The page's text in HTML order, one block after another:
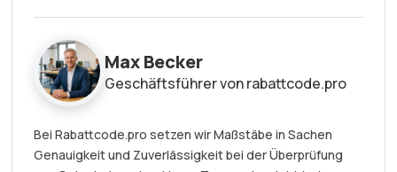
Max Becker
Geschäftsführer von rabattcode.pro
Bei Rabattcode.pro setzen wir Maßstäbe in Sachen
Genauigkeit und Zuverlässigkeit bei der Überprüfung